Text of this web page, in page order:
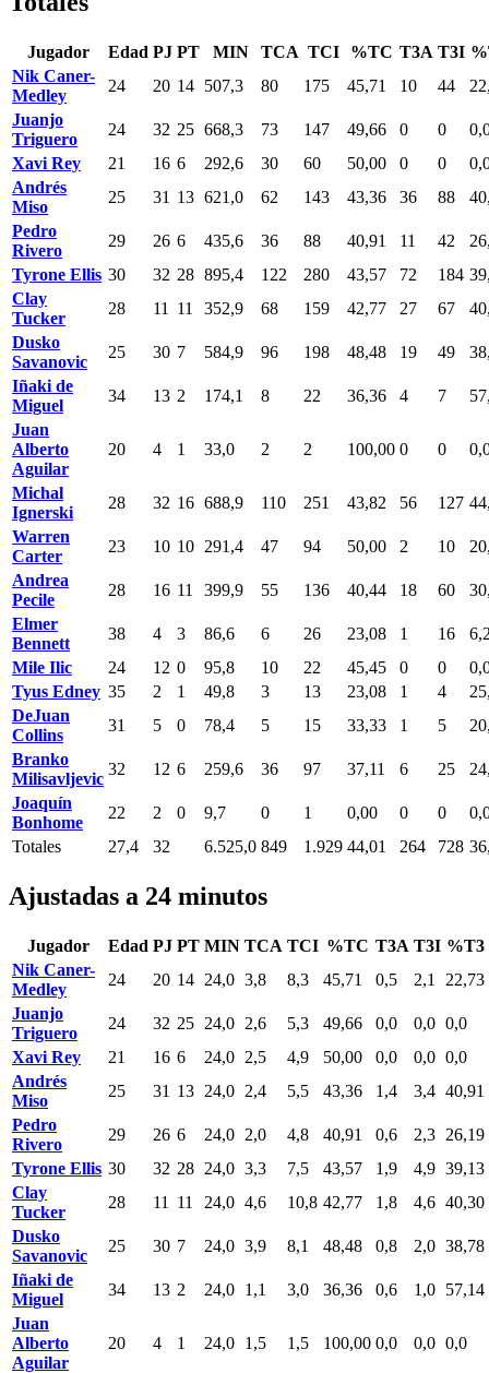
Jugador Edad PJ PT MIN TCA TCI %TC T3A T3I
Nik Caner-
Medley
24 20 14 507,3 80 175 45,71 10 44
Juanjo
Triguero
24 32 25 668,3 73 147 49,66 0 0
Xavi Rey
21 16 6 292,6 30 60 50,00 0 0
Andrés
Miso
25 31 13 621,0 62 143 43,36 36 88
Pedro
Rivero
29 26 6 435,6 36 88 40,91 11 42
Tyrone Ellis 30 32 28 895,4 122 280 43,57 72 184
Clay
Tucker
28 11 11 352,9 68 159 42,77 27 67
Dusko
Savanovic
25 30 7 584,9 96 198 48,48 19 49
Iñaki de
Miguel
34 13 2 174,1 8 22 36,36 4 7
Juan
Alberto
Aguilar
20 4 1 33,0 2 2 100,00 0 0
Michal
Ignerski
28 32 16 688,9 110 251 43,82 56 127
Warren
Carter
23 10 10 291,4 47 94 50,00 2 10
Andrea
Pecile
28 16 11 399,9 55 136 40,44 18 60
Elmer
Bennett
38 4 3 86,6 6 26 23,08 1 16
Mile Ilic
24 12 0 95,8 10 22 45,45 0 0
Tyus Edney 35 2 1 49,8 3 13 23,08 1 4
DeJuan
Collins
31 5 0 78,4 5 15 33,33 1 5
Branko
Milisavljevic
32 12 6 259,6 36 97 37,11 6 25
Joaquín
Bonhome
22 2 0 9,7 0 1 0,00 0 0
Totales
27,4 32 6.525,0 849 1.929 44,01 264 728
Ajustadas a 24 minutos
Jugador Edad PJ PT MIN TCA TCI %TC T3A T3I %T3
Nik Caner-
Medley
24 20 14 24,0 3,8 8,3 45,71 0,5 2,1
22,73
Juanjo
Triguero
24 32 25 24,0 2,6 5,3 49,66 0,0 0,0 0,0
Xavi Rey
21 16 6 24,0 2,5 4,9 50,00 0,0 0,0 0,0
Andrés
Miso
25 31 13 24,0 2,4 5,5 43,36 1,4 3,4 40,91
Pedro
Rivero
29 26 6 24,0 2,0 4,8 40,91 0,6 2,3 26,19
Tyrone Ellis 30 32 28 24,0 3,3 7,5 43,57 1,9 4,9 39,13
Clay
Tucker
28 11 11 24,0 4,6 10,8 42,77 1,8 4,6 40,30
Dusko
Savanovic
25 30 7 24,0 3,9 8,1 48,48 0,8 2,0 38,78
Iñaki de
Miguel
34 13 2 24,0 1,1 3,0 36,36 0,6 1,0 57,14
Juan
Alberto
Aguilar
20 4 1 24,0 1,5 1,5 100,00 0,0 0,0 0,0